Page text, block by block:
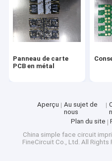
Panneau de carte
PCB en métal
Aperçu
Au sujet de
nous
Plan du site
China simple face circuit
FineCircuit Co., Ltd. All